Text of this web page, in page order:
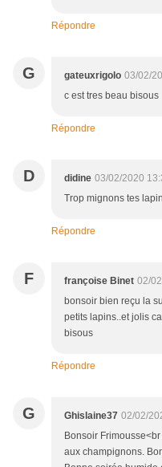
Répondre
G gateuxrigolo 03/02/
c est tres beau bisous
Répondre
D didine 03/02/2020
Trop mignons tes
Répondre
F françoise Binet 02/
bonsoir bien reçu la
petits lapins..et jolis
bisous
Répondre
G Ghislaine37 02/02/
Bonsoir
aux champignons.